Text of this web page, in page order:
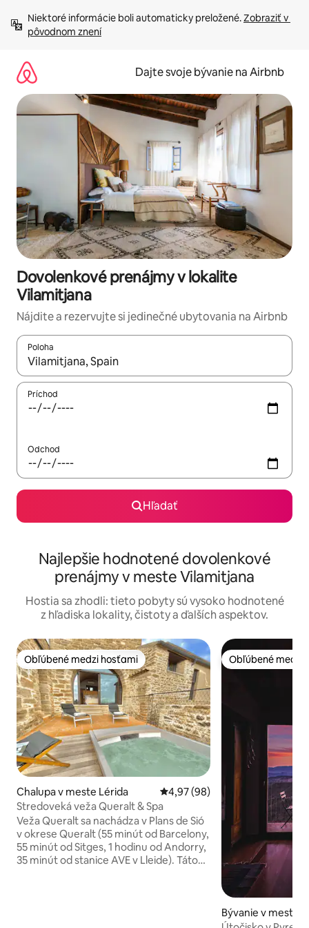
obsah.
Niektoré informácie boli automaticky preložené. Zobraziť v
pôvodnom znení
Dajte svoje bývanie na Airbnb
Dovolenkové prenájmy v lokalite
Vilamitjana
Nájdite a rezervujte si jedinečné ubytovania na Airbnb
Poloha
Keď budú výsledky k dispozícii, môžete si ich prechádzať
Príchod
Odchod
Hľadať
Najlepšie hodnotené dovolenkové
prenájmy v meste Vilamitjana
Hostia sa zhodli: tieto pobyty sú vysoko hodnotené
z hľadiska lokality, čistoty a ďalších aspektov.
Obľúbené medzi hosťami
Obľúbené medzi hosťami
Chalupa v meste Lérida Priemerné ohodnotenie 4,97
4,97 (98)
Stredoveká veža Queralt & Spa
Veža Queralt sa nachádza v Plans de Sió
v okrese Queralt (55 minút od Barcelony,
55 minút od Sitges, 1 hodinu od Andorry,
35 minút od stanice AVE v Lleide). Táto
Obľúbené medzi
Obľúbené medzi
Bývanie v meste